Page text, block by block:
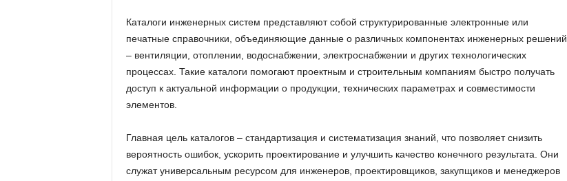
Каталоги инженерных систем представляют собой структурированные электронные или
печатные справочники, объединяющие данные о различных компонентах инженерных решений
– вентиляции, отоплении, водоснабжении, электроснабжении и других технологических
процессах. Такие каталоги помогают проектным и строительным компаниям быстро получать
доступ к актуальной информации о продукции, технических параметрах и совместимости
элементов.
Главная цель каталогов – стандартизация и систематизация знаний, что позволяет снизить
вероятность ошибок, ускорить проектирование и улучшить качество конечного результата. Они
служат универсальным ресурсом для инженеров, проектировщиков, закупщиков и менеджеров